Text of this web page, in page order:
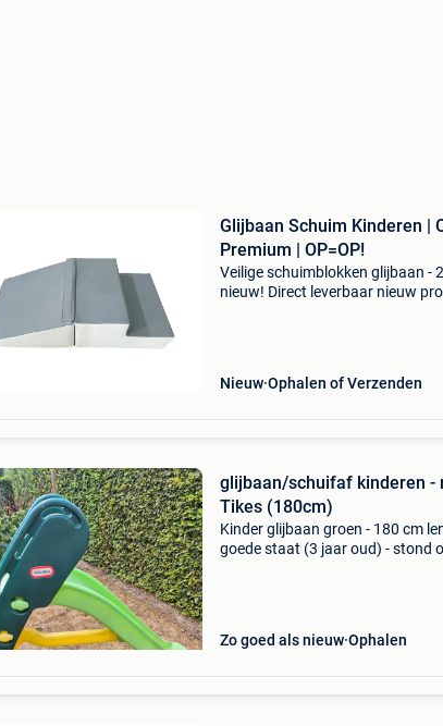
Glijbaan Schuim Kinderen |
Premium | OP=OP!
Veilige schuimblokken glijbaan -
nieuw! Direct leverbaar nieuw
Nieuw Ophalen of Verzenden
glijbaan/schuifaf kinderen -
Tikes (180cm)
Kinder glijbaan groen - 180 cm
goede staat (3 jaar oud) - stond
Zo goed als nieuw Ophalen